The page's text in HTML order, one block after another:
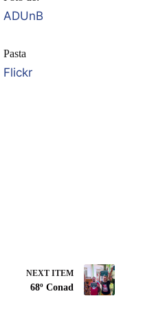
ADUnB
Pasta
Flickr
NEXT ITEM
68º Conad